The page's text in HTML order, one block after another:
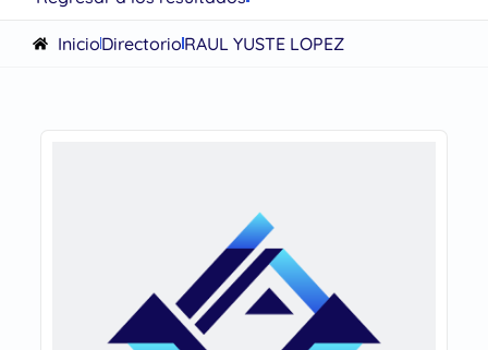
InicioDirectorioRAUL YUSTE LOPEZ